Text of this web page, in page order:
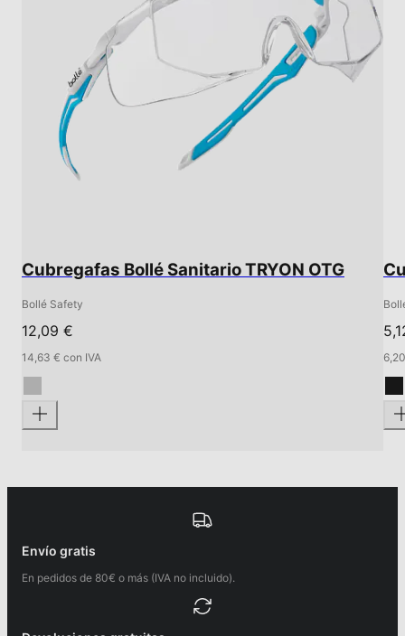
Cubregafas Bollé Sanitario TRYON OTG
Bollé Safety
12,09 €
14,63 € con IVA
Envío gratis
En pedidos de 80€ o más (IVA no incluido).